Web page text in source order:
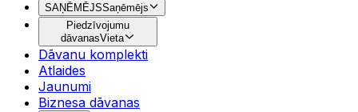
SAŅĒMĒJSSaņēmējs
Piedzīvojumu
dāvanasVieta
Dāvanu komplekti
Atlaides
Jaunumi
Biznesa dāvanas